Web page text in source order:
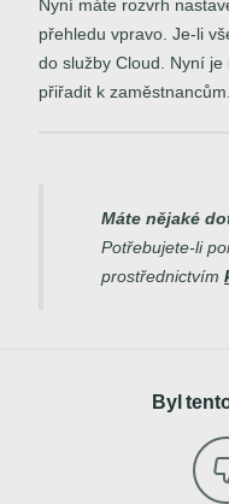
Nyní máte rozvrh
přehledu vpravo. Je-li
do služby Cloud. Nyní
přiřadit k zaměstnancům.
Máte nějaké
Potřebujete-li
prostřednictvím
Byl